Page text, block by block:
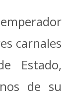
carnales
Estado,
de su